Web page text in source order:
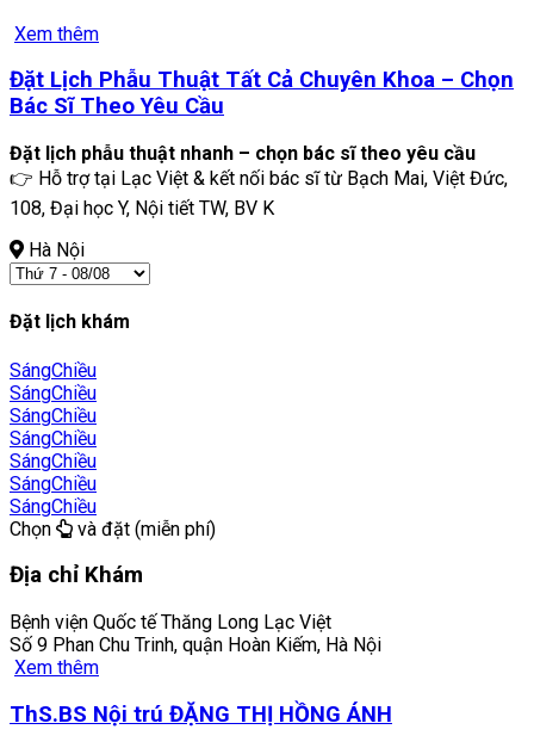
Xem thêm
Đặt Lịch Phẫu Thuật Tất Cả Chuyên Khoa – Chọn
Bác Sĩ Theo Yêu Cầu
Đặt lịch phẫu thuật nhanh – chọn bác sĩ theo yêu cầu
👉 Hỗ trợ tại Lạc Việt & kết nối bác sĩ từ Bạch Mai, Việt Đức,
108, Đại học Y, Nội tiết TW, BV K
Hà Nội
Đặt lịch khám
SángChiều
SángChiều
SángChiều
SángChiều
SángChiều
SángChiều
SángChiều
Chọn
và đặt (miễn phí)
Địa chỉ Khám
Bệnh viện Quốc tế Thăng Long Lạc Việt
Số 9 Phan Chu Trinh, quận Hoàn Kiếm, Hà Nội
Xem thêm
ThS.BS Nội trú ĐẶNG THỊ HỒNG ÁNH